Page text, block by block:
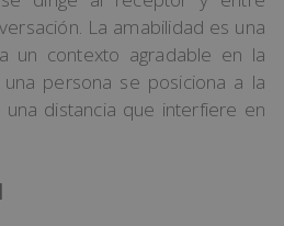
La amabilidad es una
un contexto agradable en la
una persona se posiciona a la
distancia que interfiere en